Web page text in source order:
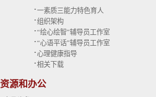
·一素质三能力特色育人
·组织架构
·“绘心绘智”辅导员工作室
·“心语平话”辅导员工作室
·心理健康指导
·相关下载
资源和办公